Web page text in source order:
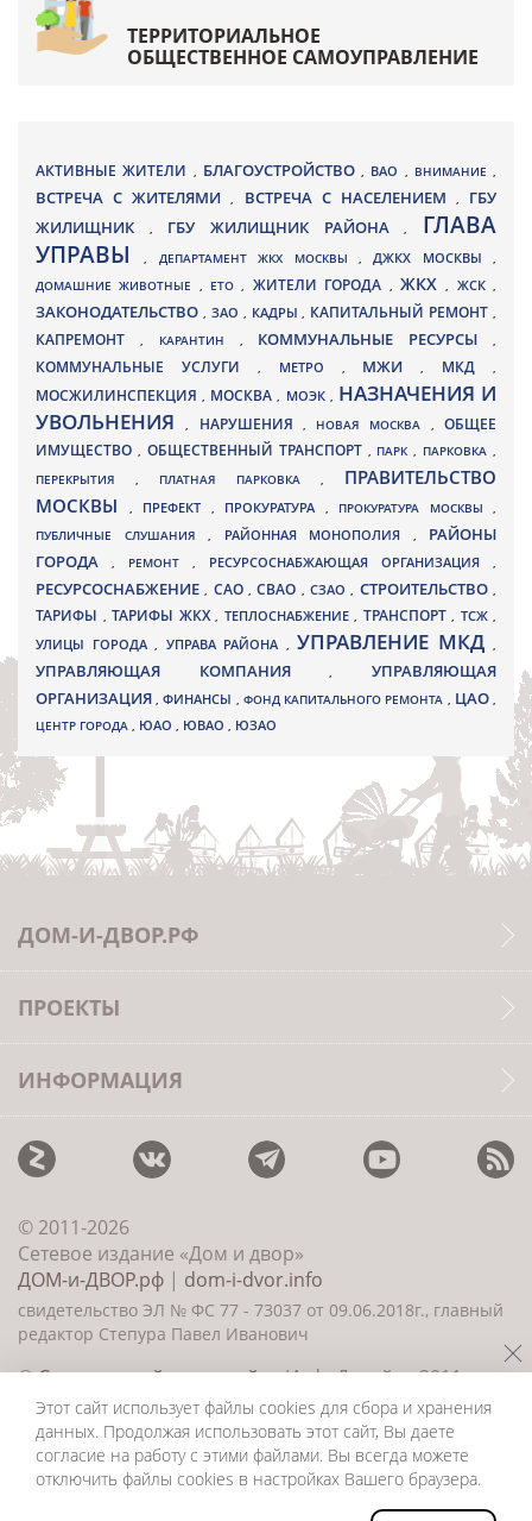
ТЕРРИТОРИАЛЬНОЕ
ОБЩЕСТВЕННОЕ САМОУПРАВЛЕНИЕ
АКТИВНЫЕ ЖИТЕЛИ , БЛАГОУСТРОЙСТВО , ВАО , ВНИМАНИЕ ,
ВСТРЕЧА С ЖИТЕЛЯМИ, ВСТРЕЧА С НАСЕЛЕНИЕМ , ГБУ
ЖИЛИЩНИК
, ГБУ ЖИЛИЩНИК РАЙОНА, ГЛАВА
УПРАВЫ, ДЕПАРТАМЕНТ ЖКХ МОСКВЫ ,ДЖКХ МОСКВЫ ,
ДОМАШНИЕ ЖИВОТНЫЕ , ЕТО, ЖИТЕЛИ ГОРОДА , ЖКХ, ЖСК,
ЗАКОНОДАТЕЛЬСТВО , ЗАО , КАДРЫ, КАПИТАЛЬНЫЙ РЕМОНТ ,
КАПРЕМОНТ , КАРАНТИН , КОММУНАЛЬНЫЕ РЕСУРСЫ,
КОММУНАЛЬНЫЕ УСЛУГИ , МЕТРО , МЖИ, МКД ,
МОСЖИЛИНСПЕКЦИЯ, МОСКВА , МОЭК , НАЗНАЧЕНИЯ И
УВОЛЬНЕНИЯ, НАРУШЕНИЯ , НОВАЯ МОСКВА ,ОБЩЕЕ
ИМУЩЕСТВО , ОБЩЕСТВЕННЫЙ ТРАНСПОРТ , ПАРК, ПАРКОВКА ,
ПЕРЕКРЫТИЯ , ПЛАТНАЯ ПАРКОВКА , ПРАВИТЕЛЬСТВО
МОСКВЫ
, ПРЕФЕКТ , ПРОКУРАТУРА , ПРОКУРАТУРА МОСКВЫ ,
ПУБЛИЧНЫЕ СЛУШАНИЯ , РАЙОННАЯ МОНОПОЛИЯ , РАЙОНЫ
ГОРОДА
, РЕМОНТ , РЕСУРСОСНАБЖАЮЩАЯ ОРГАНИЗАЦИЯ ,
РЕСУРСОСНАБЖЕНИЕ, САО,СВАО ,СЗАО, СТРОИТЕЛЬСТВО,
ТАРИФЫ , ТАРИФЫ ЖКХ , ТЕПЛОСНАБЖЕНИЕ , ТРАНСПОРТ , ТСЖ ,
УЛИЦЫ ГОРОДА , УПРАВА РАЙОНА , УПРАВЛЕНИЕ МКД ,
УПРАВЛЯЮЩАЯ КОМПАНИЯ,УПРАВЛЯЮЩАЯ
ОРГАНИЗАЦИЯ,ФИНАНСЫ , ФОНД КАПИТАЛЬНОГО РЕМОНТА , ЦАО,
ЦЕНТР ГОРОДА , ЮАО , ЮВАО , ЮЗАО
ДОМ-И-ДВОР.РФ
ПРОЕКТЫ
ИНФОРМАЦИЯ
© 2011-2026
Сетевое издание «Дом и двор»
ДОМ-и-ДВОР.рф | dom-i-dvor.info
свидетельство ЭЛ № ФС 77 - 73037 от 09.06.2018г., главный
редактор Степура Павел Иванович
©Создание сайта и дизайн«ИнфоДизайн» 2011—
2026
Этот сайт использует файлы cookies для сбора и хранения
данных. Продолжая использовать этот сайт, Вы даете
согласие на работу с этими файлами. Вы всегда можете
отключить файлы cookies в настройках Вашего браузера.